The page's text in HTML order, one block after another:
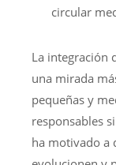
circular
La integración
una mirada
pequeñas y
responsables
ha motivado a